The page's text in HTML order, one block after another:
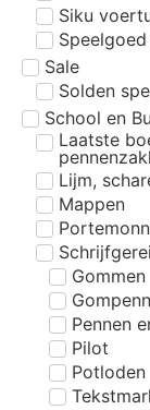
Siku
Sale
Solden
School en
Laatste
Lijm,
Mappen
Schrijfgerei
Gommen
Pennen
Pilot
Potloden